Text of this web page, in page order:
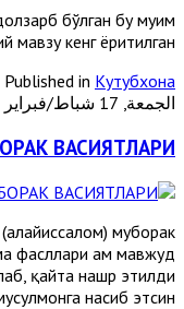
бўлган бу муҳим
мавзу кенг ёритилган.
Published in Кутубхона
الجمعة, 17 شباط/فبراير 2017 00:00
ВАСИЯТЛАРИ
муборак
фасллари ҳам мавжуд
қайта нашр этилди.
насиб этсин.